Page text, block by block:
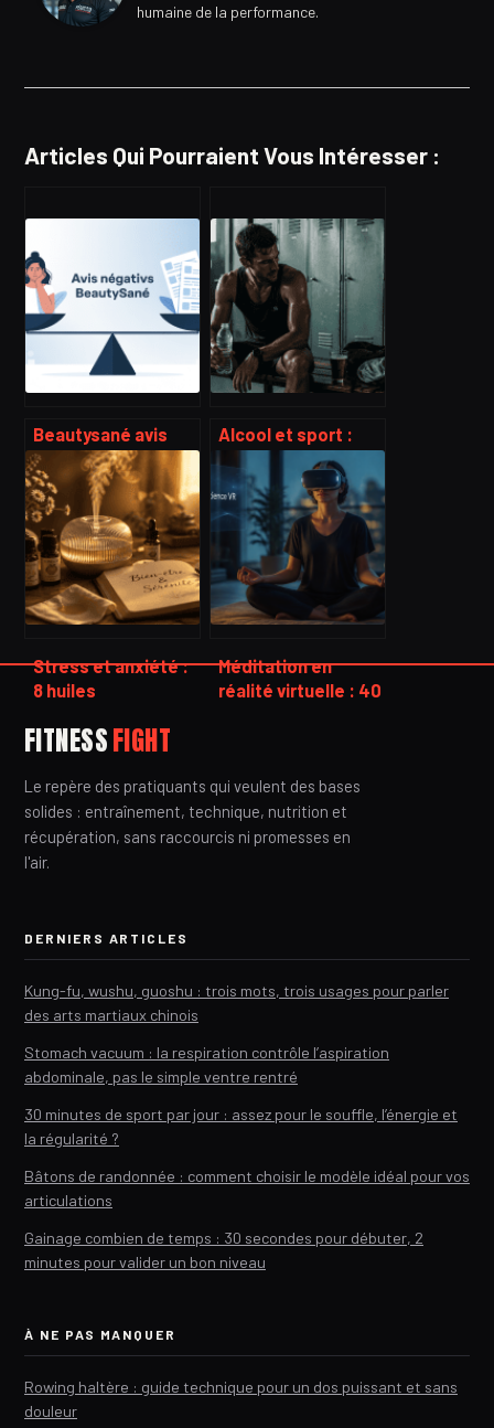
humaine de la performance.
Articles Qui Pourraient Vous Intéresser :
Beautysané avis
négatifs : ce qu’il
faut vraiment savoir
avant de vous
lancer
Alcool et sport :
pourquoi une
consommation
post-effort annule
vos progrès
physiques
Stress et anxiété :
8 huiles
la méthode des 3
retrouver la
sérénité
Méditation en
réalité virtuelle : 40
stress quotidien
FITNESSFIGHT
Le repère des pratiquants qui veulent des bases
solides : entraînement, technique, nutrition et
récupération, sans raccourcis ni promesses en
l'air.
DERNIERS ARTICLES
Kung-fu, wushu, guoshu : trois mots, trois usages pour parler
des arts martiaux chinois
Stomach vacuum : la respiration contrôle l’aspiration
abdominale, pas le simple ventre rentré
30 minutes de sport par jour : assez pour le souffle, l’énergie et
la régularité ?
Bâtons de randonnée : comment choisir le modèle idéal pour vos
articulations
Gainage combien de temps : 30 secondes pour débuter, 2
minutes pour valider un bon niveau
À NE PAS MANQUER
Rowing haltère : guide technique pour un dos puissant et sans
douleur